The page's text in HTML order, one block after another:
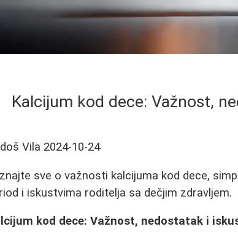
Kalcijum kod dece: Važnost,
Vila 2024-10-24
sve o važnosti kalcijuma kod dece,
i iskustvima roditelja sa dečjim zdravljem.
kod dece: Važnost, nedostatak i